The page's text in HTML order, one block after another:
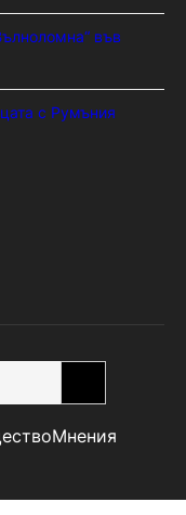
във
с Румъния
Мнения